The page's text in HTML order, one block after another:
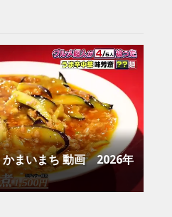
かまいまち 動画 2026年